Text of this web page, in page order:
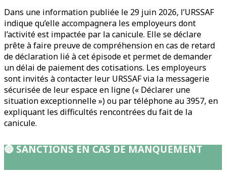
Dans une information publiée le 29 juin 2026, l’URSSAF
indique qu’elle accompagnera les employeurs dont
l’activité est impactée par la canicule. Elle se déclare
prête à faire preuve de compréhension en cas de retard
de déclaration lié à cet épisode et permet de demander
un délai de paiement des cotisations. Les employeurs
sont invités à contacter leur URSSAF via la messagerie
sécurisée de leur espace en ligne (« Déclarer une
situation exceptionnelle ») ou par téléphone au 3957, en
expliquant les difficultés rencontrées du fait de la
canicule.
🔴 SANCTIONS EN CAS DE MANQUEMENT